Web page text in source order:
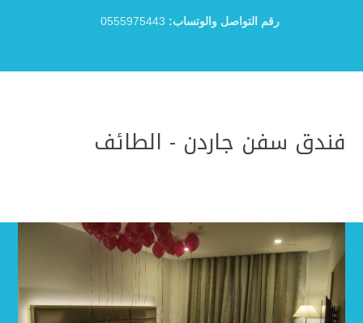
رقم التواصل والوتساب:
فندق سفن جاردن - الطائف